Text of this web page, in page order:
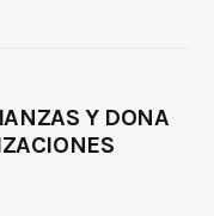
Y DONA